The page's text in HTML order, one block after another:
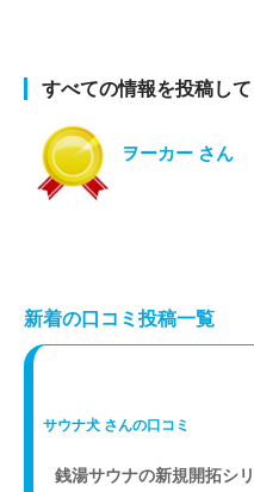
すべての情報を投稿し
ヲーカー さん
新着の口コミ投稿一覧
サウナ犬 さんの口コミ
銭湯サウナの新規開拓シ